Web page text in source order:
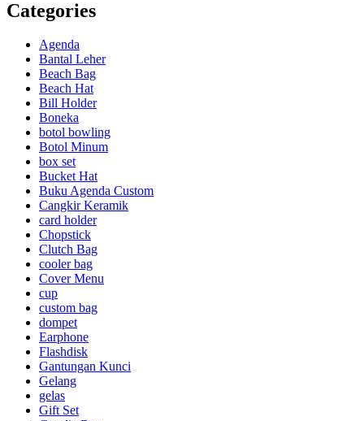
Categories
Agenda
Bantal Leher
Beach Bag
Beach Hat
Bill Holder
Boneka
botol bowling
Botol Minum
box set
Bucket Hat
Buku Agenda Custom
Cangkir Keramik
card holder
Chopstick
Clutch Bag
cooler bag
Cover Menu
cup
custom bag
dompet
Earphone
Flashdisk
Gantungan Kunci
Gelang
gelas
Gift Set